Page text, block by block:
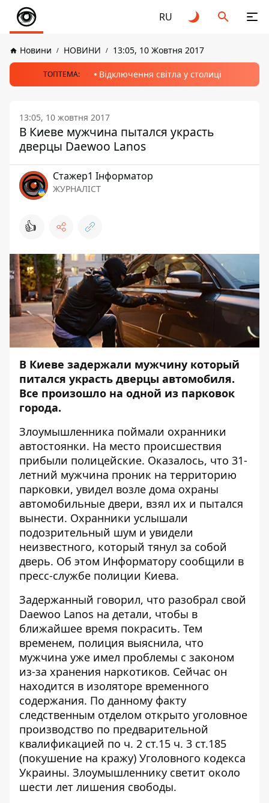
RU
Новини НОВИНИ 13:05, 10 Жовтня 2017
ТОПТЕМА: Відключення світла у столиці
13:05, 10 жовтня 2017
В Киеве мужчина пытался украсть
дверцы Daewoo Lanos
Стажер1 Інформатор
ЖУРНАЛІСТ
👍
В Киеве задержали мужчину который
питался украсть дверцы автомобиля.
Все произошло на одной из парковок
города.
Злоумышленника поймали охранники
автостоянки. На место происшествия
прибыли полицейские. Оказалось, что 31-
летний мужчина проник на территорию
парковки, увидел возле дома охраны
автомобильные двери, взял их и пытался
вынести. Охранники услышали
подозрительный шум и увидели
неизвестного, который тянул за собой
дверь. Об этом Информатору сообщили в
пресс-службе полиции Киева.
Задержанный говорил, что разобрал свой
Daewoo Lanos на детали, чтобы в
ближайшее время покрасить. Тем
временем, полиция выяснила, что
мужчина уже имел проблемы с законом
из-за хранения наркотиков. Сейчас он
находится в изоляторе временного
содержания. По данному факту
следственным отделом открыто уголовное
производство по предварительной
квалификацией по ч. 2 ст.15 ч. 3 ст.185
(покушение на кражу) Уголовного кодекса
Украины. Злоумышленнику светит около
шести лет лишения свободы.